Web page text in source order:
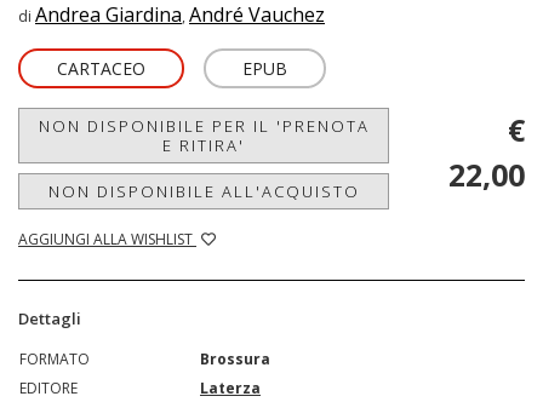
di Andrea Giardina, André Vauchez
CARTACEO EPUB
NON DISPONIBILE PER IL 'PRENOTA
E RITIRA'
NON DISPONIBILE ALL'ACQUISTO
AGGIUNGI ALLA WISHLIST
€
22,00
Dettagli
FORMATO
Brossura
EDITORE
Laterza